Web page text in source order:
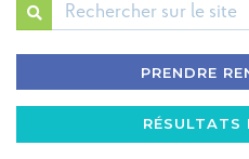
PRENDRE
RÉSULTATS